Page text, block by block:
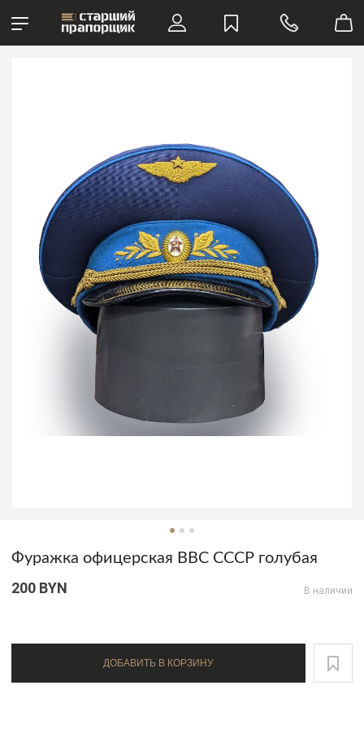
Фуражка офицерская ВВС СССР голубая
200 BYN В наличии
ДОБАВИТЬ В КОРЗИНУ